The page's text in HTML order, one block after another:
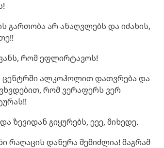
გართობა არ ანაღვლებს და იძახის,
რომ ეფლირტავოს!
ალკოჰოლით დათვრება და
რომ ვერაფერს ვერ
ზევიდან გიყურებს, ეეე, მიხედე.
რაღაცის დაწერა შემიძლია! მაგრამ